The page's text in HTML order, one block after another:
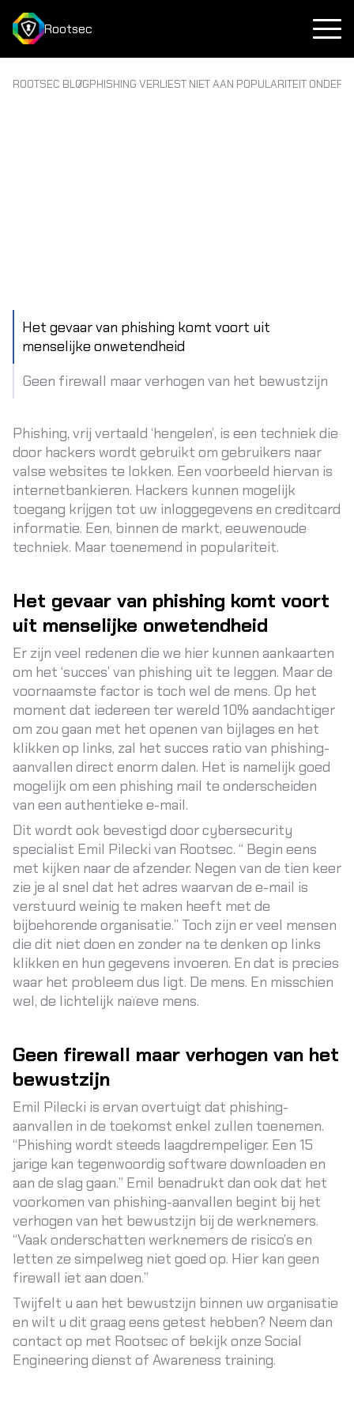
Rootsec
ROOTSEC BLOGPHISHING VERLIEST NIET AAN POPULARITEIT ONDER
Phishing, vrij vertaald ‘hengelen’, is een techniek die
door hackers wordt gebruikt om gebruikers naar
valse websites te lokken. Een voorbeeld hiervan is
internetbankieren. Hackers kunnen mogelijk
toegang krijgen tot uw inloggegevens en creditcard
informatie. Een, binnen de markt, eeuwenoude
techniek. Maar toenemend in populariteit.
Het gevaar van phishing komt voort
uit menselijke onwetendheid
Er zijn veel redenen die we hier kunnen aankaarten
om het ‘succes’ van phishing uit te leggen. Maar de
voornaamste factor is toch wel de mens. Op het
moment dat iedereen ter wereld 10% aandachtiger
om zou gaan met het openen van bijlages en het
klikken op links, zal het succes ratio van phishing-
aanvallen direct enorm dalen. Het is namelijk goed
mogelijk om een phishing mail te onderscheiden
van een authentieke e-mail.
Dit wordt ook bevestigd door cybersecurity
specialist Emil Pilecki van Rootsec. “ Begin eens
met kijken naar de afzender. Negen van de tien keer
zie je al snel dat het adres waarvan de e-mail is
verstuurd weinig te maken heeft met de
bijbehorende organisatie.” Toch zijn er veel mensen
die dit niet doen en zonder na te denken op links
klikken en hun gegevens invoeren. En dat is precies
waar het probleem dus ligt. De mens. En misschien
wel, de lichtelijk naïeve mens.
Geen firewall maar verhogen van het
bewustzijn
Emil Pilecki is ervan overtuigt dat phishing-
aanvallen in de toekomst enkel zullen toenemen.
“Phishing wordt steeds laagdrempeliger. Een 15
jarige kan tegenwoordig software downloaden en
aan de slag gaan.” Emil benadrukt dan ook dat het
voorkomen van phishing-aanvallen begint bij het
verhogen van het bewustzijn bij de werknemers.
“Vaak onderschatten werknemers de risico’s en
letten ze simpelweg niet goed op. Hier kan geen
firewall iet aan doen.”
Twijfelt u aan het bewustzijn binnen uw organisatie
en wilt u dit graag eens getest hebben? Neem dan
contact op met Rootsec of bekijk onze Social
Engineering dienst of Awareness training.
Het gevaar van phishing komt voort uit
menselijke onwetendheid
Geen firewall maar verhogen van het bewustzijn